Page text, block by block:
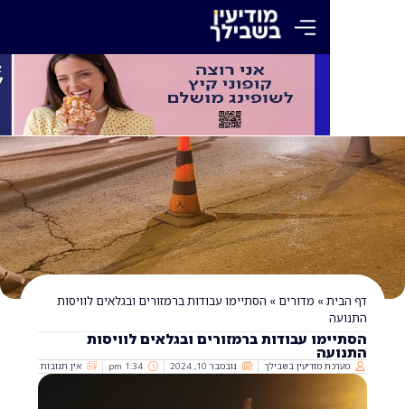
»מדורים »הסתיימו עבודות ברמזורים ובגלאים לוויסות
עבודות ברמזורים ובגלאים לוויסות
מודיעין בשבילך נובמבר 10, 2024 1:34 pm אין תגובות